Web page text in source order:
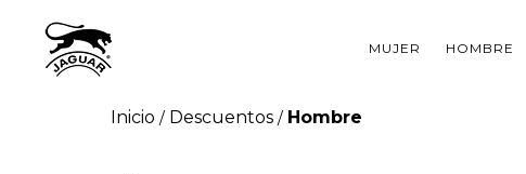
MUJER HOMBRE
Inicio / Descuentos / Hombre